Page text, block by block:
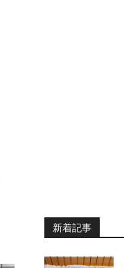
新着記事